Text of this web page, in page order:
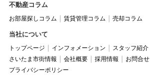
不動産コラム
お部屋探しコラム 賃貸管理コラム 売却コラム
当社について
トップページ インフォメーション スタッフ紹介
さいたま市街情報
会社概要 採用情報
お問合せ
プライバシーポリシー